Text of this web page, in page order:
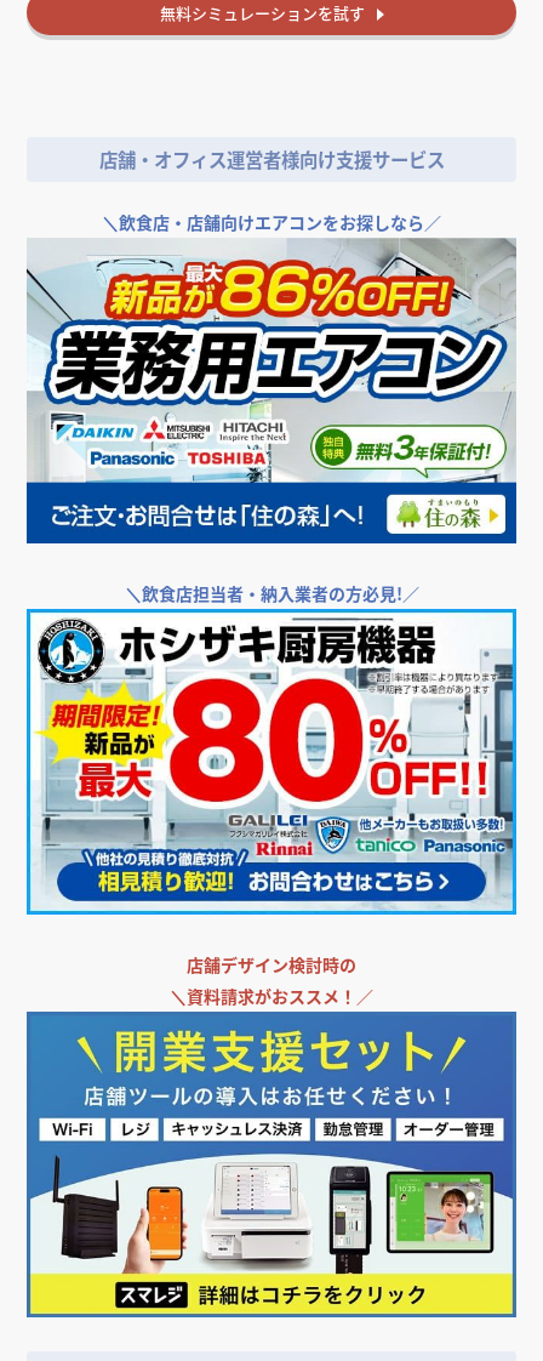
無料シミュレーションを試す
店舗・オフィス運営者様向け支援サービス
＼飲食店・店舗向けエアコンをお探しなら／
＼飲食店担当者・納入業者の方必見!／
店舗デザイン検討時の
＼資料請求がおススメ！／